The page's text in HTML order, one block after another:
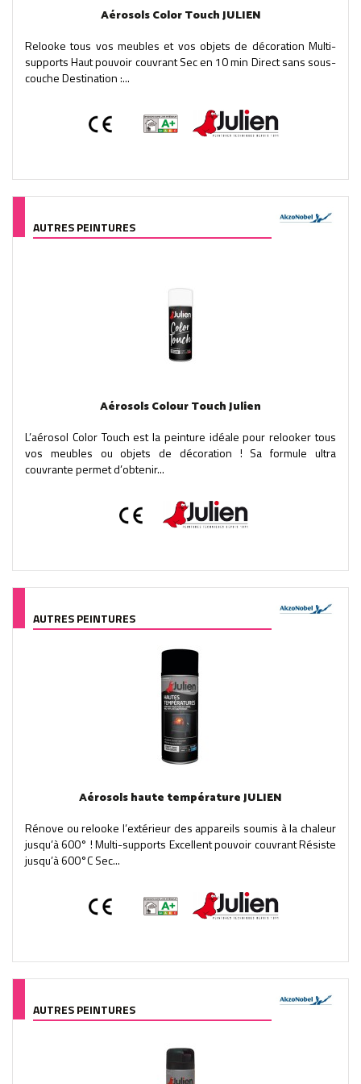
Aérosols Color Touch JULIEN
Relooke tous vos meubles et vos objets de décoration Multi-
supports Haut pouvoir couvrant Sec en 10 min Direct sans sous-
couche Destination :...
AUTRES PEINTURES
Aérosols Colour Touch Julien
L’aérosol Color Touch est la peinture idéale pour relooker tous
vos meubles ou objets de décoration ! Sa formule ultra
couvrante permet d’obtenir...
AUTRES PEINTURES
Aérosols haute température JULIEN
Rénove ou relooke l’extérieur des appareils soumis à la chaleur
jusqu’à 600° ! Multi-supports Excellent pouvoir couvrant Résiste
jusqu’à 600°C Sec...
AUTRES PEINTURES